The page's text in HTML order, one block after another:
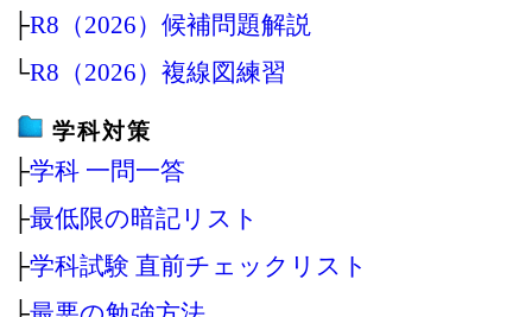
├R8（2026）候補問題解説
└R8（2026）複線図練習
学科対策
├学科 一問一答
├最低限の暗記リスト
├学科試験 直前チェックリスト